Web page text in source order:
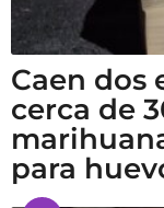
Caen dos
cerca de
para